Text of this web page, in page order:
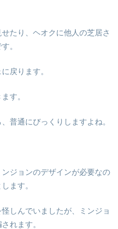
たり、ヘオクに他人の芝居さ
。
戻ります。
す。
普通にびっくりしますよね。
ジョンのデザインが必要なの
ます。
しんでいましたが、ミンジョ
れます。